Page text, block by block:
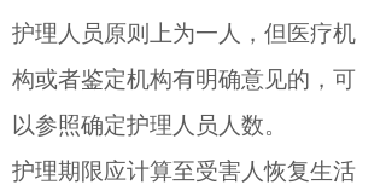
护理人员原则上为一人，但医疗机
构或者鉴定机构有明确意见的，可
以参照确定护理人员人数。
护理期限应计算至受害人恢复生活